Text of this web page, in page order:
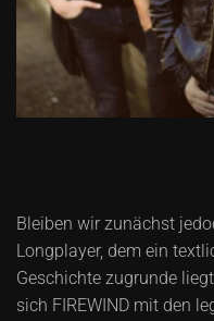
Bleiben wir zunächst
Longplayer, dem ein
Geschichte zugrunde
sich FIREWIND mit den